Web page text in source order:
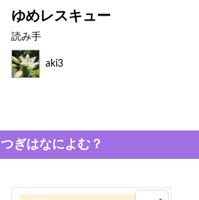
ゆめレスキュー
読み手
aki3
つぎはなによむ？